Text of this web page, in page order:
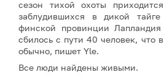
сезон тихой охоты
заблудившихся в дикой
финской провинции
сбилось с пути 40 человек, что
обычно, пишет Yle.
Все люди найдены живыми.